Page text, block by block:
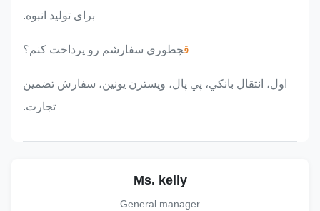
برای تولید انبوه.
چطوري سفارشم رو پرداخت کنم؟
اول، انتقال بانکي، پي پال، ويسترن يونين، سفارش تضمین
تجارت.
Ms. kelly
General manager